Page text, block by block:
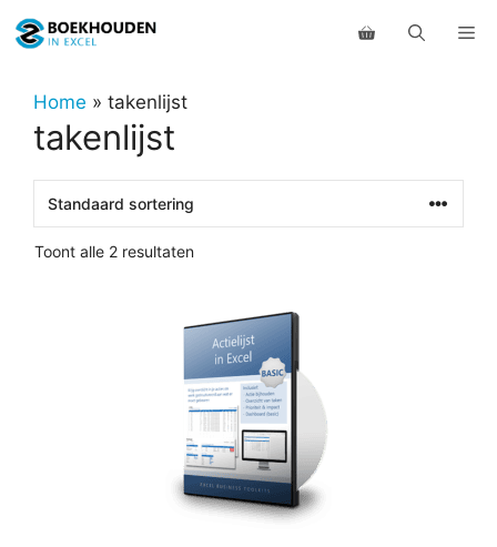
naar
inhoudHome » takenlijst
takenlijst
Toont alle 2 resultaten